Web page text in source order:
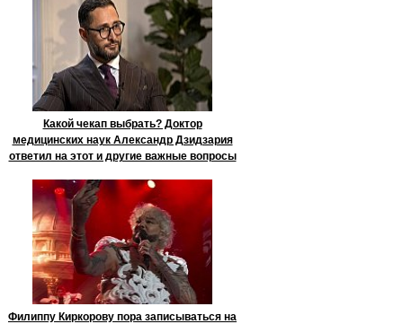
Какой чекап выбрать? Доктор
медицинских наук Александр Дзидзария
ответил на этот и другие важные вопросы
Филиппу Киркорову пора записываться на